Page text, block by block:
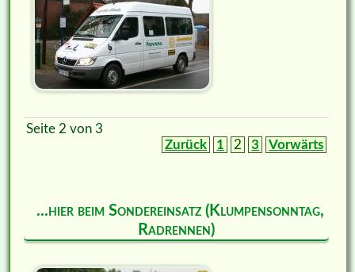
Seite 2 von 3
Zurück
1 2 3 Vorwärts
...hier beim Sondereinsatz (Klumpensonntag,
Radrennen)